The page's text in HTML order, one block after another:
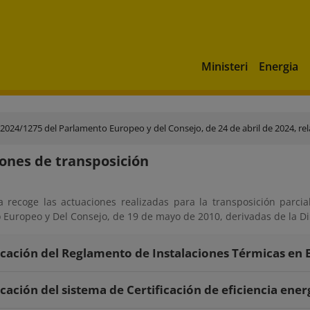
Ministeri Energia
1275 del Parlamento Europeo y del Consejo, de 24 de abril de 2024,
de transposición
recoge las actuaciones realizadas para la transposición
y Del Consejo, de 19 de mayo de 2010, derivadas de la
del Reglamento de Instalaciones Térmicas en
del sistema de Certificación de eficiencia